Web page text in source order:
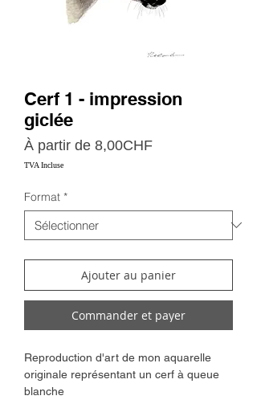
Cerf 1 - impression
giclée
À partir de 8,00CHFPrix
TVA Incluse
Format *
Ajouter au panier
Commander et payer
Reproduction d'art de mon aquarelle
originale représentant un cerf à queue
blanche